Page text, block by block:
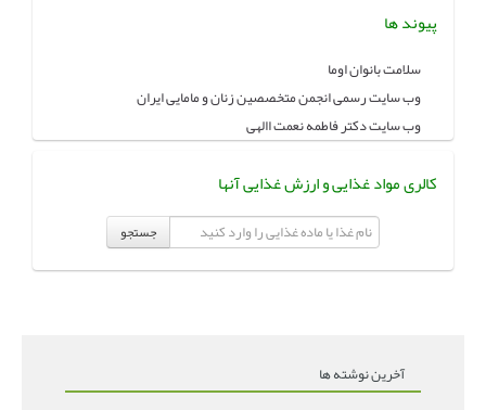
پیوند ها
سلامت بانوان اوما
وب سایت رسمی انجمن متخصصین زنان و مامایی ایران
وب سایت دکتر فاطمه نعمت االهی
کالری مواد غذایی و ارزش غذایی آنها
جستجو
آخرین نوشته ها